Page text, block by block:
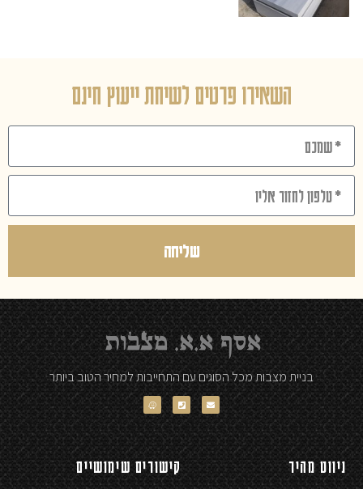
השאירו פרטים לשיחת ייעוץ חינם
שליחה
בניית מצבות מכל הסוגים עם התחייבות למחיר הטוב ביותר
ניווט מהיר קישורים שימושיים